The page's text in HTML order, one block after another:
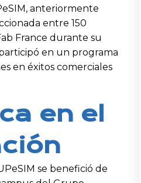
anteriormente
entre 150
France durante su
en un programa
en éxitos comerciales
en el
se benefició de